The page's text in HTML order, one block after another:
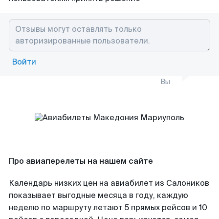
Войти
Вы
Про авиаперелеты на нашем сайте
Календарь низких цен на авиабилет из Салоников
показывает выгодные месяца в году, каждую
неделю по маршруту летают 5 прямых рейсов и 10